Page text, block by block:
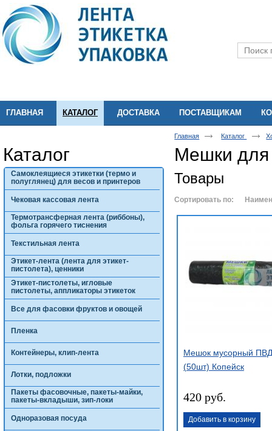
ГЛАВНАЯ КАТАЛОГ ДОСТАВКА ПОСТАВЩИКАМ
Каталог
Самоклеящиеся этикетки (термо и
полуглянец) для весов и принтеров
Чековая кассовая лента
Термотрансферная лента (риббоны),
фольга горячего тиснения
Текстильная лента
Этикет-лента (лента для этикет-
пистолета), ценники
Этикет-пистолеты, игловые
пистолеты, аппликаторы этикеток
Все для фасовки фруктов и овощей
Пленка
Контейнеры, клип-лента
Лотки, подложки
Пакеты фасовочные, пакеты-майки,
пакеты-вкладыши, зип-локи
Одноразовая посуда
Главная Каталог
Мешки для
Товары
Сортировать по:
Мешок мусорный
(50шт) Копейск
420 руб.
Добавить в корзину